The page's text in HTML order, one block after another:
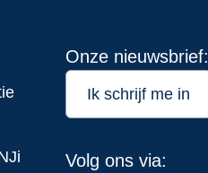
Onze nieuwsbrief:
Ik schrijf me in
Volg ons via: